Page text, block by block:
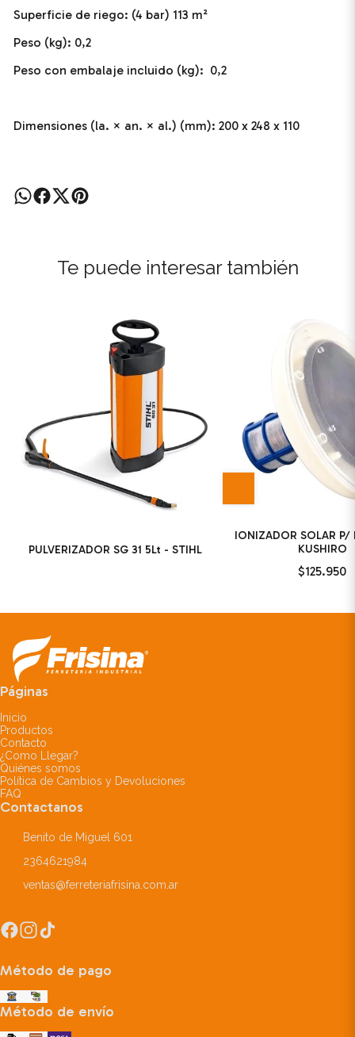
Superficie de riego: (4 bar) 113 m²
Peso (kg): 0,2
Peso con embalaje incluido (kg): 0,2
Dimensiones (la. × an. × al.) (mm): 200 x 248 x 110
Te puede interesar también
PULVERIZADOR SG 31 5Lt - STIHL
IONIZADOR SOLAR P/
KUSHIRO
$125.950
Páginas
Inicio
Productos
Contacto
¿Como Llegar?
Quiénes somos
Política de Cambios y Devoluciones
FAQ
Contactanos
Benito de Miguel 601
2364621984
ventas@ferreteriafrisina.com.ar
Método de pago
Método de envío